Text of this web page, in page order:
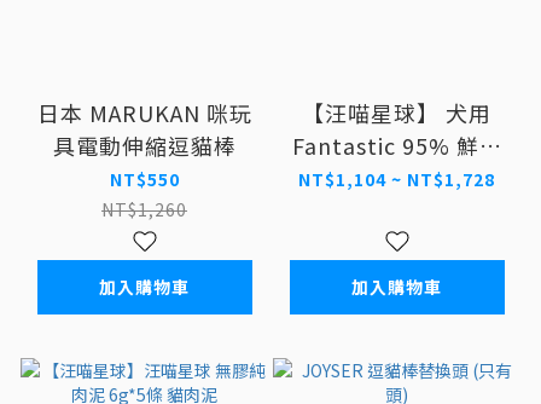
日本 MARUKAN 咪玩
具電動伸縮逗貓棒
NT$550
NT$1,260
加入購物車
【汪喵星球】 犬用
Fantastic 95% 鮮肉
無膠主食罐 80G/165G
NT$1,104 ~ NT$1,728
加入購物車